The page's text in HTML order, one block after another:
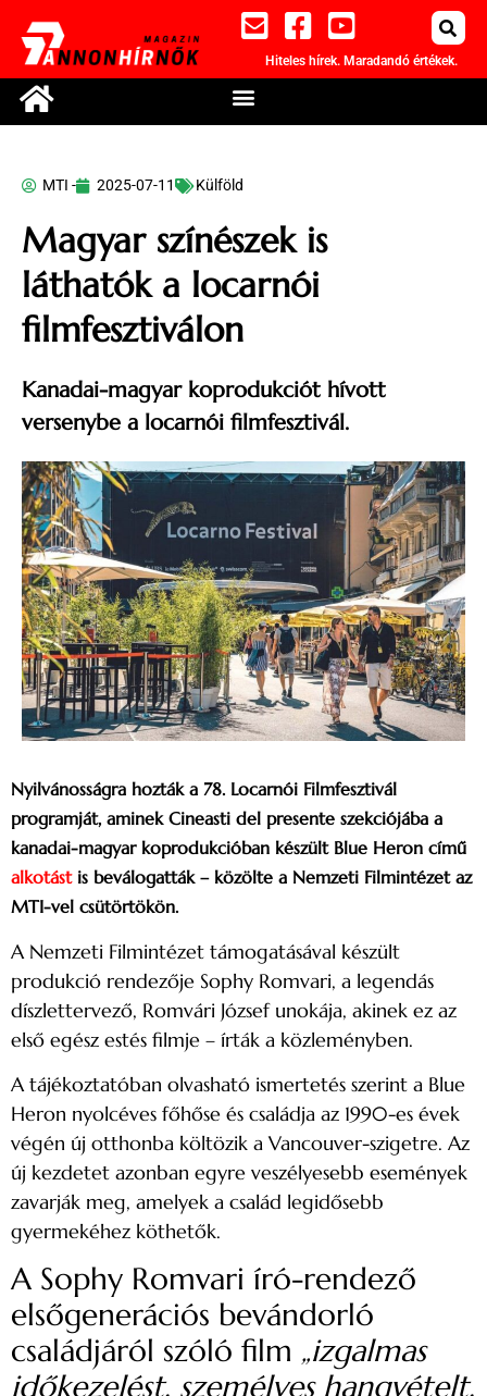
Hiteles hírek. Maradandó értékek.
MTI - 2025-07-11 Külföld
Magyar színészek is
láthatók a locarnói
filmfesztiválon
Kanadai-magyar koprodukciót hívott
versenybe a locarnói filmfesztivál.
Nyilvánosságra hozták a 78. Locarnói Filmfesztivál
programját, aminek Cineasti del presente szekciójába a
kanadai-magyar koprodukcióban készült Blue Heron című
alkotástis beválogatták – közölte a Nemzeti Filmintézet az
MTI-vel csütörtökön.
A Nemzeti Filmintézet támogatásával készült
produkció rendezője Sophy Romvari, a legendás
díszlettervező, Romvári József unokája, akinek ez az
első egész estés filmje – írták a közleményben.
A tájékoztatóban olvasható ismertetés szerint a Blue
Heron nyolcéves főhőse és családja az 1990-es évek
végén új otthonba költözik a Vancouver-szigetre. Az
új kezdetet azonban egyre veszélyesebb események
zavarják meg, amelyek a család legidősebb
gyermekéhez köthetők.
A Sophy Romvari író-rendező
elsőgenerációs bevándorló
családjáról szóló film „izgalmas
időkezelést, személyes hangvételt,